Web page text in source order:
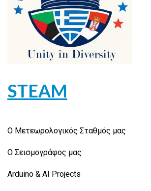
STEAM
Ο Μετεωρολογικός Σταθμός μας
Ο Σεισμογράφος μας
Arduino & AI Projects